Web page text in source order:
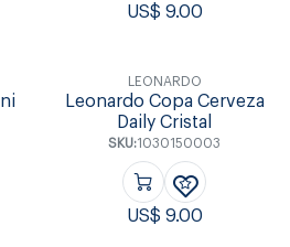
US$ 9.00
LEONARDO
Leonardo Copa Cerveza
Daily Cristal
SKU:1030150003
US$ 9.00